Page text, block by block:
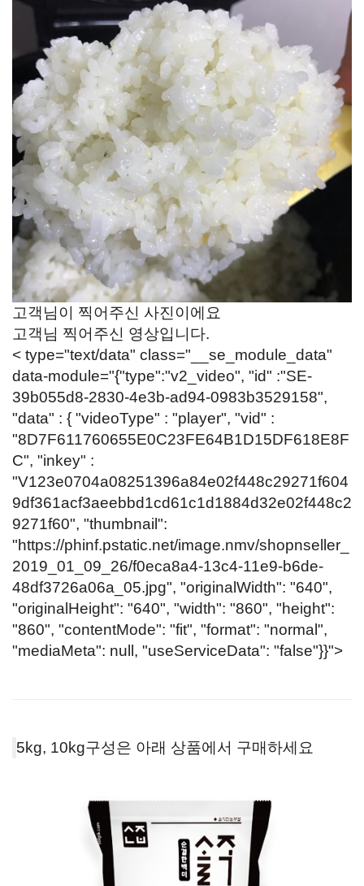
고객님이 찍어주신 사진이에요
고객님 찍어주신 영상입니다.
< type="text/data" class="__se_module_data"
data-module="{"type":"v2_video", "id" :"SE-
39b055d8-2830-4e3b-ad94-0983b3529158",
"data" : { "videoType" : "player", "vid" :
"8D7F611760655E0C23FE64B1D15DF618E8F
C", "inkey" :
"V123e0704a08251396a84e02f448c29271f604
9df361acf3aeebbd1cd61c1d1884d32e02f448c2
9271f60", "thumbnail":
"https://phinf.pstatic.net/image.nmv/shopnseller_
2019_01_09_26/f0eca8a4-13c4-11e9-b6de-
48df3726a06a_05.jpg", "originalWidth": "640",
"originalHeight": "640", "width": "860", "height":
"860", "contentMode": "fit", "format": "normal",
"mediaMeta": null, "useServiceData": "false"}}">
5kg, 10kg구성은 아래 상품에서 구매하세요